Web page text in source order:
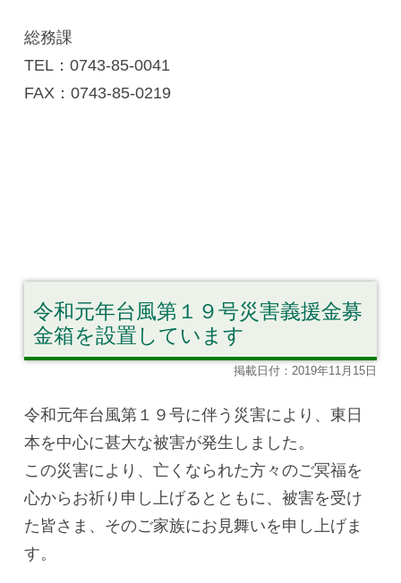
総務課
TEL：0743-85‐0041
FAX：0743-85-0219
令和元年台風第１９号災害義援金募
金箱を設置しています
掲載日付：2019年11月15日
令和元年台風第１９号に伴う災害により、東日
本を中心に甚大な被害が発生しました。
この災害により、亡くなられた方々のご冥福を
心からお祈り申し上げるとともに、被害を受け
た皆さま、そのご家族にお見舞いを申し上げま
す。